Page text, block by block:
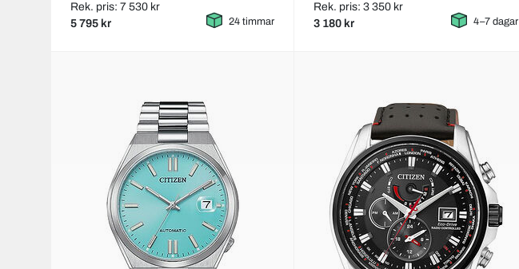
Rek. pris: 7 530 kr
5 795 kr 24 timmar
Rek. pris: 3 350 kr
3 180 kr 4–7 dagar